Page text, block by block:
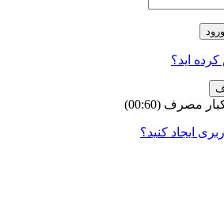
ورود
اید؟
مصرف (00:
60
)
ایجاد کنید؟